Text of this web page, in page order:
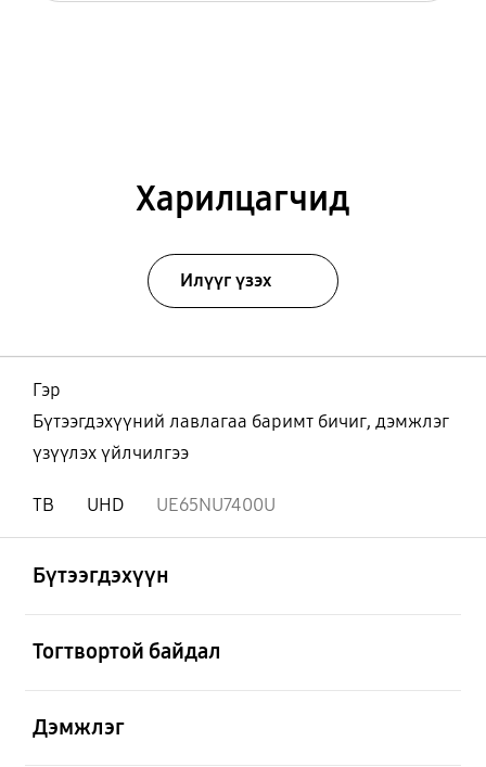
Харилцагчид
Илүүг үзэх
Гэр
Бүтээгдэхүүний лавлагаа баримт бичиг, дэмжлэг
үзүүлэх үйлчилгээ
ТВ UHD UE65NU7400U
Бүтээгдэхүүн
Тогтвортой байдал
Дэмжлэг